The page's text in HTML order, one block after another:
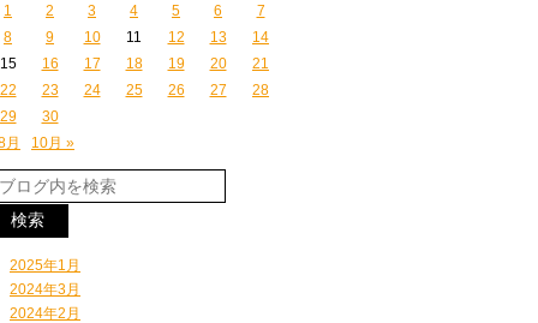
1
2 3 4 5 6
7
8
9 10 11 12 13
14
15
16 17 18 19 20
21
22
23 24 25 26 27
28
29
30
月
10月 »
2025年1月
2024年3月
2024年2月